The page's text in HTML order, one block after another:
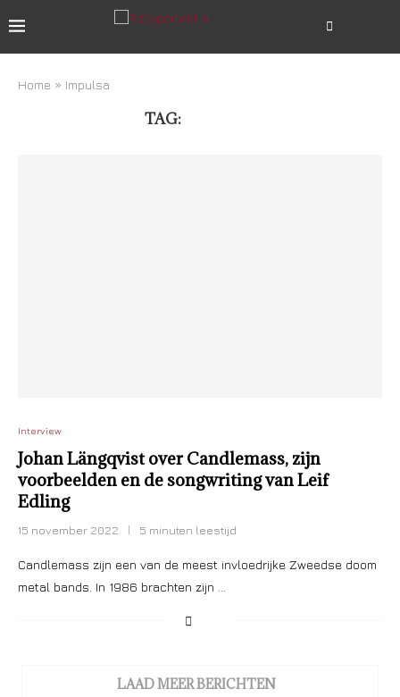
Home » Impulsa
TAG:
Interview
Johan Längqvist over Candlemass, zijn
voorbeelden en de songwriting van Leif
Edling
15 november 2022 5 minuten leestijd
Candlemass zijn een van de meest invloedrijke Zweedse doom
metal bands. In 1986 brachten zijn …
LAAD MEER BERICHTEN